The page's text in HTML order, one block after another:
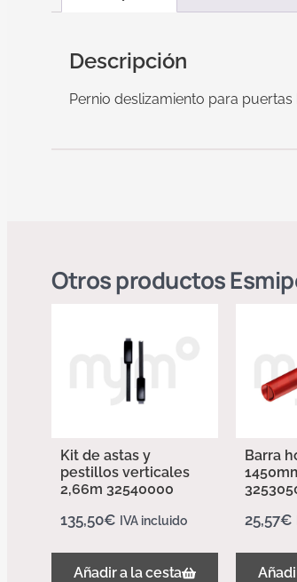
Descripción
Pernio deslizamiento para
Otros productos
Kit de astas y
pestillos verticales
2,66m 32540000
135,50€ IVA incluido
Añadir a la cesta
Barra
25,57€